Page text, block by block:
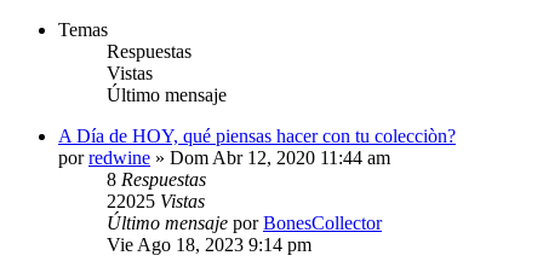
Temas
Respuestas
Vistas
Último mensaje
A Día de HOY, qué piensas hacer con tu colecciòn?
porredwine » Dom Abr 12, 2020 11:44 am
8 Respuestas
22025 Vistas
Último mensaje porBonesCollector
Vie Ago 18, 2023 9:14 pm